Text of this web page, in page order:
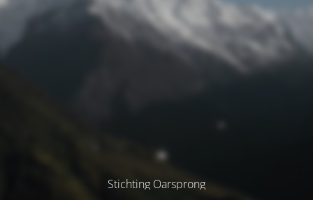
Stichting Oarsprong